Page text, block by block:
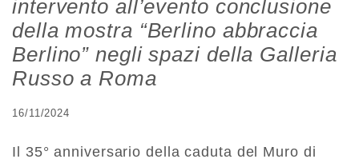
intervento all’evento conclusione
della mostra “Berlino abbraccia
Berlino” negli spazi della Galleria
Russo a Roma
16/11/2024
Il 35° anniversario della caduta del Muro di